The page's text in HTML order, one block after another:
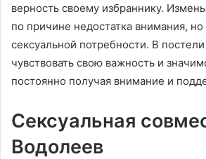
верность своему избраннику.
по причине недостатка внимания, но
сексуальной потребности. В
чувствовать свою важность и
постоянно получая внимание и
Сексуальная
Водолеев